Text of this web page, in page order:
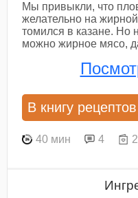
Мы привыкли, что
желательно на
томился в казане. Но
можно жирное мясо,
В книгу рецептов
40 мин 4